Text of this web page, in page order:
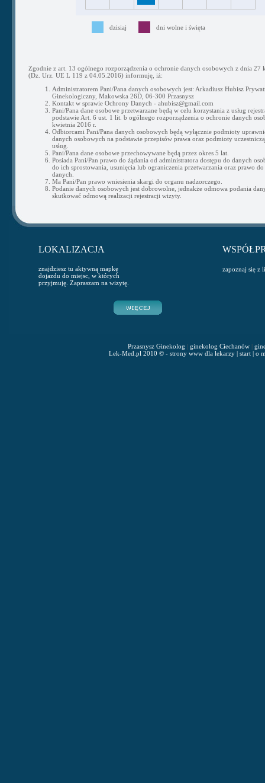
dzisiaj dni wolne i święta
Zgodnie z art. 13 ogólnego rozporządzenia o ochronie danych osobowych z dnia 27
(Dz. Urz. UE L 119 z 04.05.2016) informuję, iż:
Administratorem Pani/Pana danych osobowych jest: Arkadiusz Hubisz
Ginekologiczny, Makowska 26D, 06-300 Przasnysz
Kontakt w sprawie Ochrony Danych - ahubisz@gmail.com
Pani/Pana dane osobowe przetwarzane będą w celu korzystania z usług
podstawie Art. 6 ust. 1 lit. b ogólnego rozporządzenia o ochronie danych
kwietnia 2016 r.
Odbiorcami Pani/Pana danych osobowych będą wyłącznie podmioty
danych osobowych na podstawie przepisów prawa oraz podmioty
usług.
Pani/Pana dane osobowe przechowywane będą przez okres 5 lat.
Posiada Pani/Pan prawo do żądania od administratora dostępu do danych
do ich sprostowania, usunięcia lub ograniczenia przetwarzania oraz prawo do
danych.
Ma Pani/Pan prawo wniesienia skargi do organu nadzorczego.
Podanie danych osobowych jest dobrowolne, jednakże odmowa podania
skutkować odmową realizacji rejestracji wizyty.
LOKALIZACJA
znajdziesz tu aktywną mapkę
dojazdu do miejsc, w których
przyjmuję. Zapraszam na wizytę.
zapoznaj się z
Przasnysz Ginekolog | ginekolog Ciechanów|
Lek-Med.pl 2010 © - strony www dla lekarzy| start| o